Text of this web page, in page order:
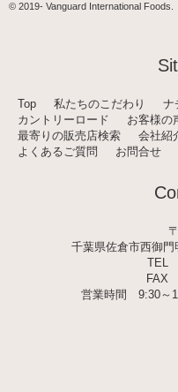
© 2019- Vanguard International Foods
Top 私たちのこだわり
ナ
カントリーロード
お客様の
最寄りの販売店検索
会社紹
よくあるご質問
お問合せ
千葉県佐倉市西御門
TEL
FAX
営業時間 9:30～